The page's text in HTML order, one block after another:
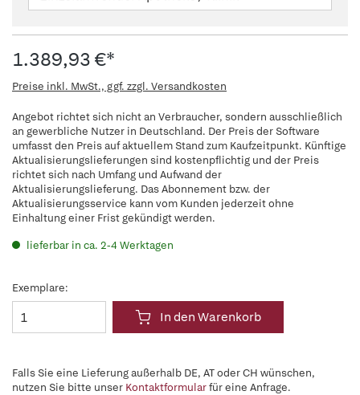
1.389,93 €*
Preise inkl. MwSt., ggf. zzgl. Versandkosten
Angebot richtet sich nicht an Verbraucher, sondern ausschließlich
an gewerbliche Nutzer in Deutschland. Der Preis der Software
umfasst den Preis auf aktuellem Stand zum Kaufzeitpunkt. Künftige
Aktualisierungslieferungen sind kostenpflichtig und der Preis
richtet sich nach Umfang und Aufwand der
Aktualisierungslieferung. Das Abonnement bzw. der
Aktualisierungsservice kann vom Kunden jederzeit ohne
Einhaltung einer Frist gekündigt werden.
lieferbar in ca. 2-4 Werktagen
Exemplare:
In den Warenkorb
Falls Sie eine Lieferung außerhalb DE, AT oder CH wünschen,
nutzen Sie bitte unser Kontaktformularfür eine Anfrage.